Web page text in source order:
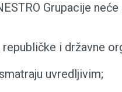
Grupacije
i državne
uvredljivim;